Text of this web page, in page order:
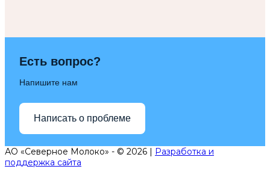
Есть вопрос?
Напишите нам
Написать о проблеме
АО «Северное Молоко» - © 2026 | Разработка и
поддержка сайта